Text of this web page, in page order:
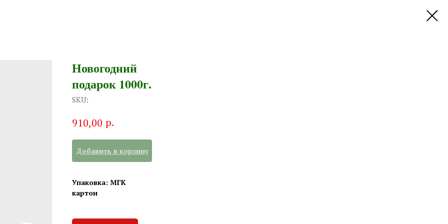
Новогодний
подарок 1000г.
SKU:
910,00 р.
Добавить в корзину
Упаковка: МГК
картон